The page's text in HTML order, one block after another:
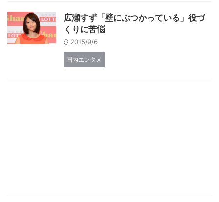
広瀬すず「壁にぶつかっている」役づ
くりに苦悩
2015/9/6
国内エンタメ